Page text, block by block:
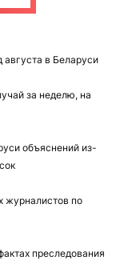
в Беларуси
за неделю, на
объяснений из-
журналистов по
преследования